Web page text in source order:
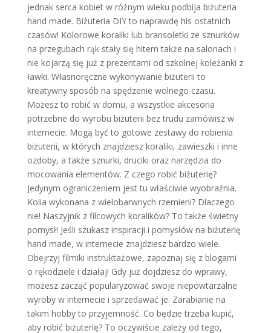
jednak serca kobiet w różnym wieku podbija biżuteria
hand made. Biżuteria DIY to naprawdę his ostatnich
czasów! Kolorowe koraliki lub bransoletki ze sznurków
na przegubach rąk stały się hitem także na salonach i
nie kojarzą się już z prezentami od szkolnej koleżanki z
ławki. Własnoręczne wykonywanie biżuterii to
kreatywny sposób na spędzenie wolnego czasu.
Możesz to robić w domu, a wszystkie akcesoria
potrzebne do wyrobu biżuterii bez trudu zamówisz w
internecie. Mogą być to gotowe zestawy do robienia
biżuterii, w których znajdziesz koraliki, zawieszki i inne
ozdoby, a także sznurki, druciki oraz narzędzia do
mocowania elementów. Z czego robić biżuterię?
Jedynym ograniczeniem jest tu właściwie wyobraźnia.
Kolia wykonana z wielobarwnych rzemieni? Dlaczego
nie! Naszyjnik z filcowych koralików? To także świetny
pomysł! Jeśli szukasz inspiracji i pomysłów na biżuterię
hand made, w internecie znajdziesz bardzo wiele.
Obejrzyj filmiki instruktażowe, zapoznaj się z blogami
o rękodziele i działaj! Gdy już dojdziesz do wprawy,
możesz zacząć popularyzować swoje niepowtarzalne
wyroby w internecie i sprzedawać je. Zarabianie na
takim hobby to przyjemność. Co będzie trzeba kupić,
aby robić biżuterię? To oczywiście zależy od tego,